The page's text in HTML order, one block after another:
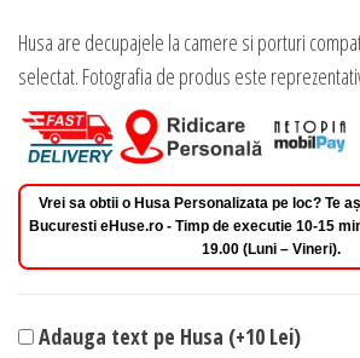
Husa are decupajele la camere si porturi
selectat. Fotografia de produs este
Vrei sa obtii o Husa Personalizata pe loc? Te
Bucuresti eHuse.ro - Timp de executie 10-15
19.00 (Luni – Vineri).
Adauga text pe Husa (+10 Lei)